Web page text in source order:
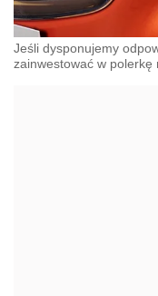
Jeśli dysponujemy
zainwestować w polerkę